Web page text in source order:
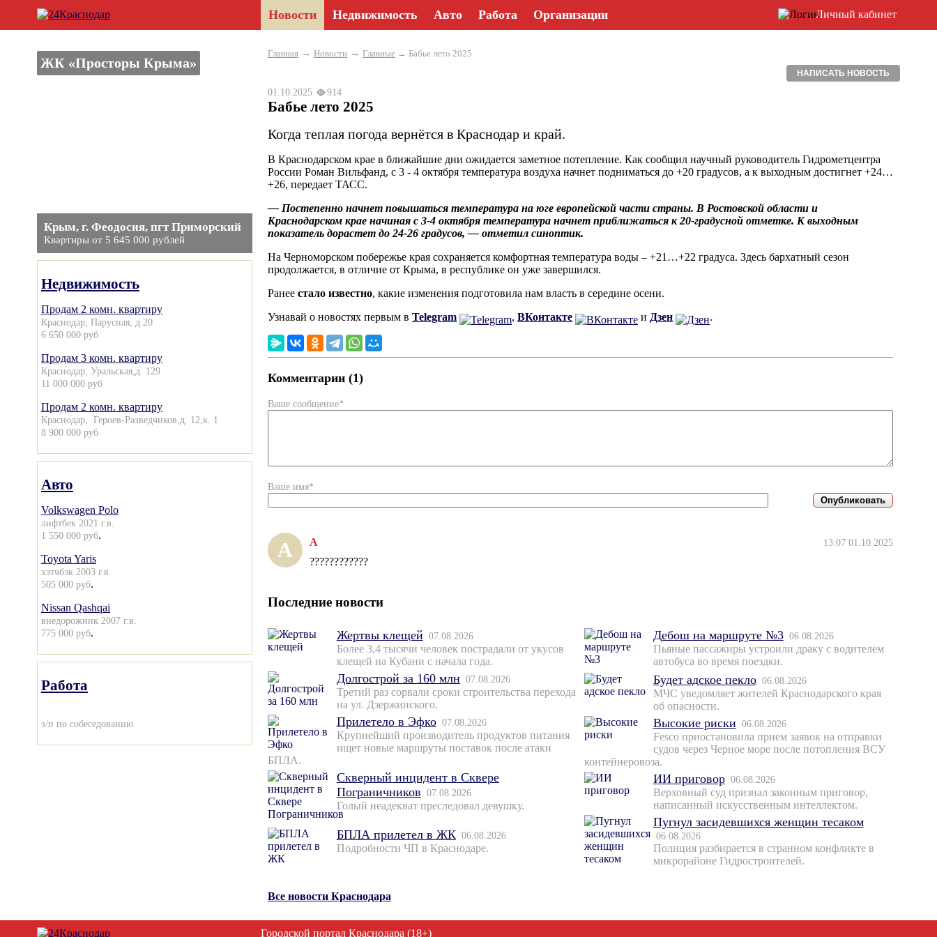
Новости Недвижимость Авто Работа Организации Личный кабинет
ЖК «Просторы Крыма»
Крым, г. Феодосия, пгт Приморский
Квартиры от 5 645 000 рублей
Недвижимость
Продам 2 комн. квартиру
Краснодар, Парусная, д.20
6 650 000 руб
Продам 3 комн. квартиру
Краснодар, Уральская,д. 129
11 000 000 руб
Продам 2 комн. квартиру
Краснодар, Героев-Разведчиков,д. 12,к. 1
8 900 000 руб
Авто
Volkswagen Polo
лифтбек 2021 г.в.
1 550 000 руб.
Toyota Yaris
хэтчбэк 2003 г.в.
505 000 руб.
Nissan Qashqai
внедорожник 2007 г.в.
775 000 руб.
Работа
з/п по собеседованию
Главная → Новости → Главные → Бабье лето 2025
НАПИСАТЬ НОВОСТЬ
01.10.2025 914
Бабье лето 2025
Когда теплая погода вернётся в Краснодар и край.
В Краснодарском крае в ближайшие дни ожидается заметное потепление. Как сообщил научный руководитель Гидрометцентра
России Роман Вильфанд, с 3 - 4 октября температура воздуха начнет подниматься до +20 градусов, а к выходным достигнет +24…
+26, передает ТАСС.
— Постепенно начнет повышаться температура на юге европейской части страны. В Ростовской области и
Краснодарском крае начиная с 3-4 октября температура начнет приближаться к 20-градусной отметке. К выходным
показатель дорастет до 24-26 градусов, — отметил синоптик.
На Черноморском побережье края сохраняется комфортная температура воды – +21…+22 градуса. Здесь бархатный сезон
продолжается, в отличие от Крыма, в республике он уже завершился.
Ранее стало известно, какие изменения подготовила нам власть в середине осени.
Узнавай о новостях первым в Telegram , ВКонтакте и Дзен .
Комментарии (1)
Ваше сообщение*
Ваше имя*
А А 13:07 01.10.2025
????????????
Последние новости
Жертвы клещей 07.08.2026
Более 3,4 тысячи человек пострадали от укусов
клещей на Кубани с начала года.
Долгострой за 160 млн 07.08.2026
Третий раз сорвали сроки строительства перехода
на ул. Дзержинского.
Прилетело в Эфко 07.08.2026
Крупнейший производитель продуктов питания
ищет новые маршруты поставок после атаки
БПЛА.
Скверный инцидент в Сквере
Пограничников 07.08.2026
Голый неадекват преследовал девушку.
БПЛА прилетел в ЖК 06.08.2026
Подробности ЧП в Краснодаре.
Дебош на маршруте №3 06.08.2026
Пьяные пассажиры устроили драку с водителем
автобуса во время поездки.
Будет адское пекло 06.08.2026
МЧС уведомляет жителей Краснодарского края
об опасности.
Высокие риски 06.08.2026
Fesco приостановила прием заявок на отправки
судов через Черное море после потопления ВСУ
контейнеровоза.
ИИ приговор 06.08.2026
Верховный суд признал законным приговор,
написанный искусственным интеллектом.
Пугнул засидевшихся женщин тесаком
06.08.2026
Полиция разбирается в странном конфликте в
микрорайоне Гидростроителей.
Все новости Краснодара
Городской портал Краснодара (18+)